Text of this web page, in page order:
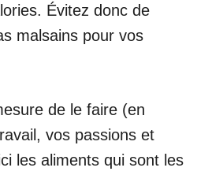
Évitez donc de
malsains pour vos
de le faire (en
vos passions et
les aliments qui sont les